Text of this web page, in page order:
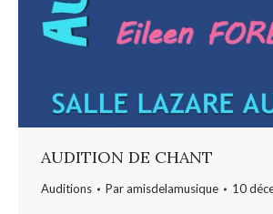
AUDITION DE CHANT
Auditions Paramisdelamusique 10